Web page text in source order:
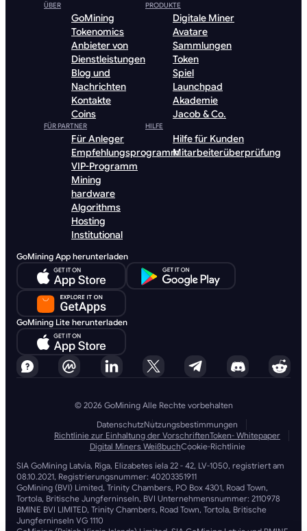
ÜBER
GoMining
Tokenomics
Anbieter von
Dienstleistungen
Blog und
Nachrichten
Kontakte
Coins
PRODUKTE
Digitale Miner
Avatare
Sammlungen
Token
Spiel
Launchpad
Akademie
Jacob & Co.
FÜR PARTNER
Für Anleger
Empfehlungsprogramm
VIP-Programm
Mining
hardware
Algorithms
Hosting
Institutional
HILFE
Hilfe für Kunden
Mitarbeiterüberprüfung
GoMining App herunterladen
GoMining Lite herunterladen
© 2026 GoMining Alle Rechte vorbehalten
DatenschutzNutzungsbestimmungen
Richtlinie zur Einhaltung der VorschriftenToken- Whitepaper
Digital Miners WeißbuchCookie-Richtlinie
SIA GoMining Latvia, Rīga, Elizabetes iela 22 - 42, LV-1050, registriert am
08.10.2021, Registrierungsnummer: 40203351911
GoMining (BVI) Limited, Trinity Chambers, PO Box 4301, Road Town,
Tortola, Britische Jungferninseln, BVI Unternehmensnummer: 2110978
BMINE BVI LIMITED, Trinity Chambers, Road Town, Tortola, Britische
Jungferninseln VG 1110